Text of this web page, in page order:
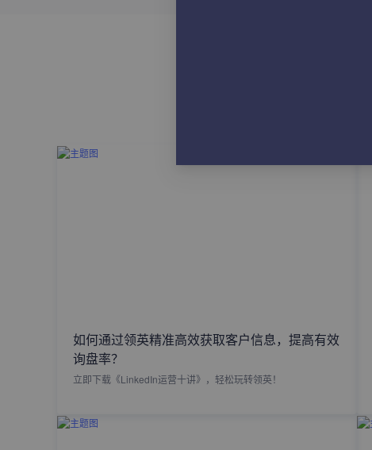
如何通过领英精准高效获取客户信息，提高有效
询盘率？
立即下载《LinkedIn运营十讲》，轻松玩转领英！